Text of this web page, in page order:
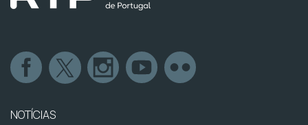
NOTÍCIAS